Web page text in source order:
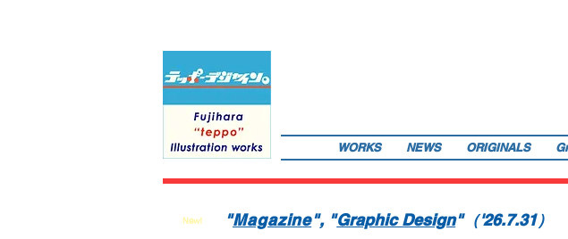
WORKS NEWS ORIGINALS
New! "Magazine", "Graphic Design"（'26.7.31）